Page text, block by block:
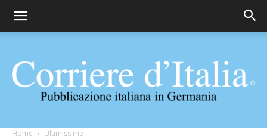
Corriere
Home Ultimissime